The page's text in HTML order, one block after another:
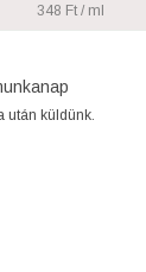
348 Ft / ml
után küldünk.